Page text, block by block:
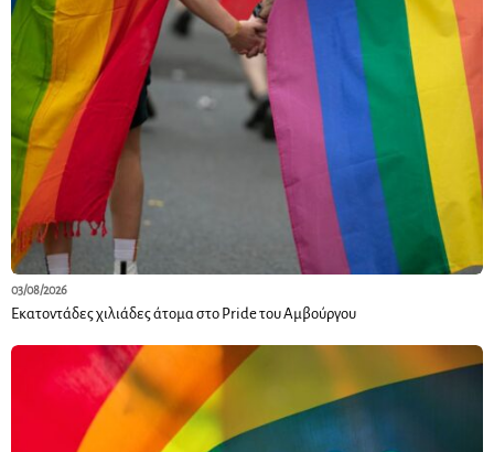
03/08/2026
Εκατοντάδες χιλιάδες άτομα στο Pride του Αμβούργου